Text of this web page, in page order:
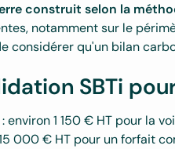
construit selon la
notamment sur le
considérer qu'un bilan
SBTi
1 150 € HT pour la
000 € HT pour un forfait